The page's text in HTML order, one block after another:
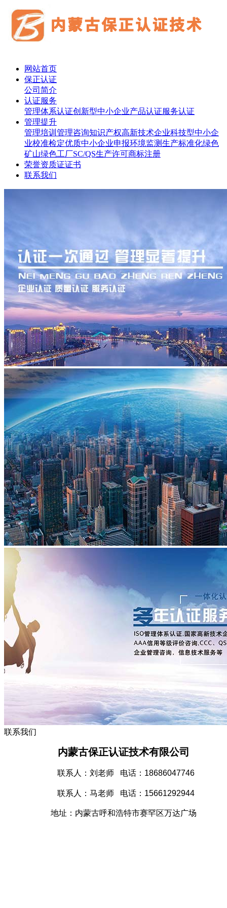
网站首页
保正认证
公司简介
认证服务
管理体系认证创新型中小企业产品认证服务认证
管理提升
管理培训 管理咨询知识产权高新技术企业科技型中小企
业校准检定优质中小企业申报环境监测生产标准化绿色
矿山绿色工厂SC/QS生产许可商标注册
荣誉资质证证书
联系我们
联系我们
内蒙古保正认证技术有限公司
联系人：刘老师 电话：18686047746
联系人：马老师 电话：15661292944
地址： 内蒙古呼和浩特市赛罕区万达广场